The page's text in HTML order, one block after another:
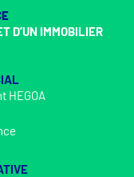
D’UN IMMOBILIER
HEGOA